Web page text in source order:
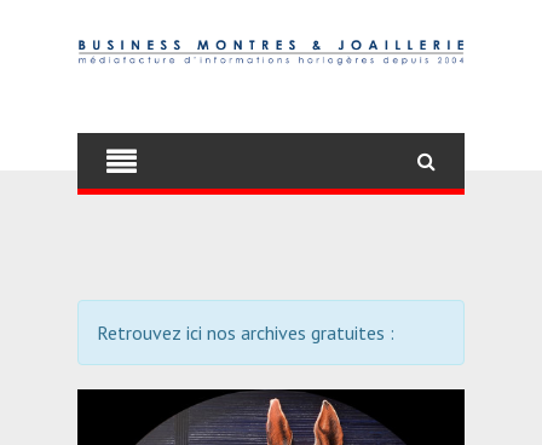
Retrouvez ici nos archives gratuites :